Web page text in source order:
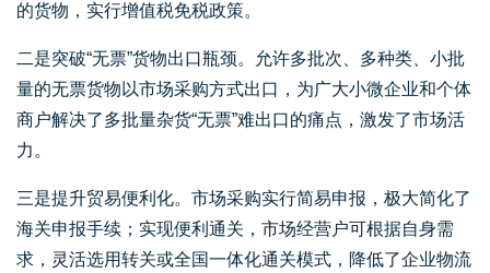
的货物，实行增值税免税政策。
二是突破“无票”货物出口瓶颈。允许多批次、多种类、小批
量的无票货物以市场采购方式出口，为广大小微企业和个体
商户解决了多批量杂货“无票”难出口的痛点，激发了市场活
力。
三是提升贸易便利化。市场采购实行简易申报，极大简化了
海关申报手续；实现便利通关，市场经营户可根据自身需
求，灵活选用转关或全国一体化通关模式，降低了企业物流